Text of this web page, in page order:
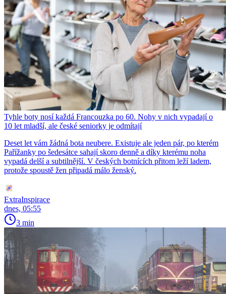
Tyhle boty nosí každá Francouzka po 60. Nohy v nich vypadají o
10 let mladší, ale české seniorky je odmítají
Deset let vám žádná bota neubere. Existuje ale jeden pár, po kterém
Pařížanky po šedesátce sahají skoro denně a díky kterému noha
vypadá delší a subtilnější. V českých botnících přitom leží ladem,
protože spoustě žen připadá málo ženský.
ExtraInspirace
dnes, 05:55
3 min